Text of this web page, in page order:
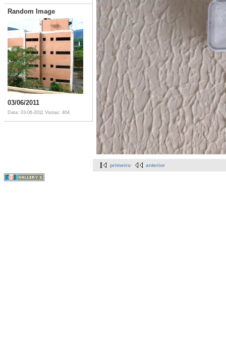
Random Image
03/06/2011
Data: 03-06-2011 Visitas: 404
primeiro anterior